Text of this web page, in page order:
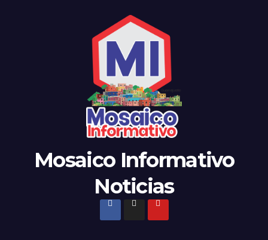
Mosaico Informativo
Noticias